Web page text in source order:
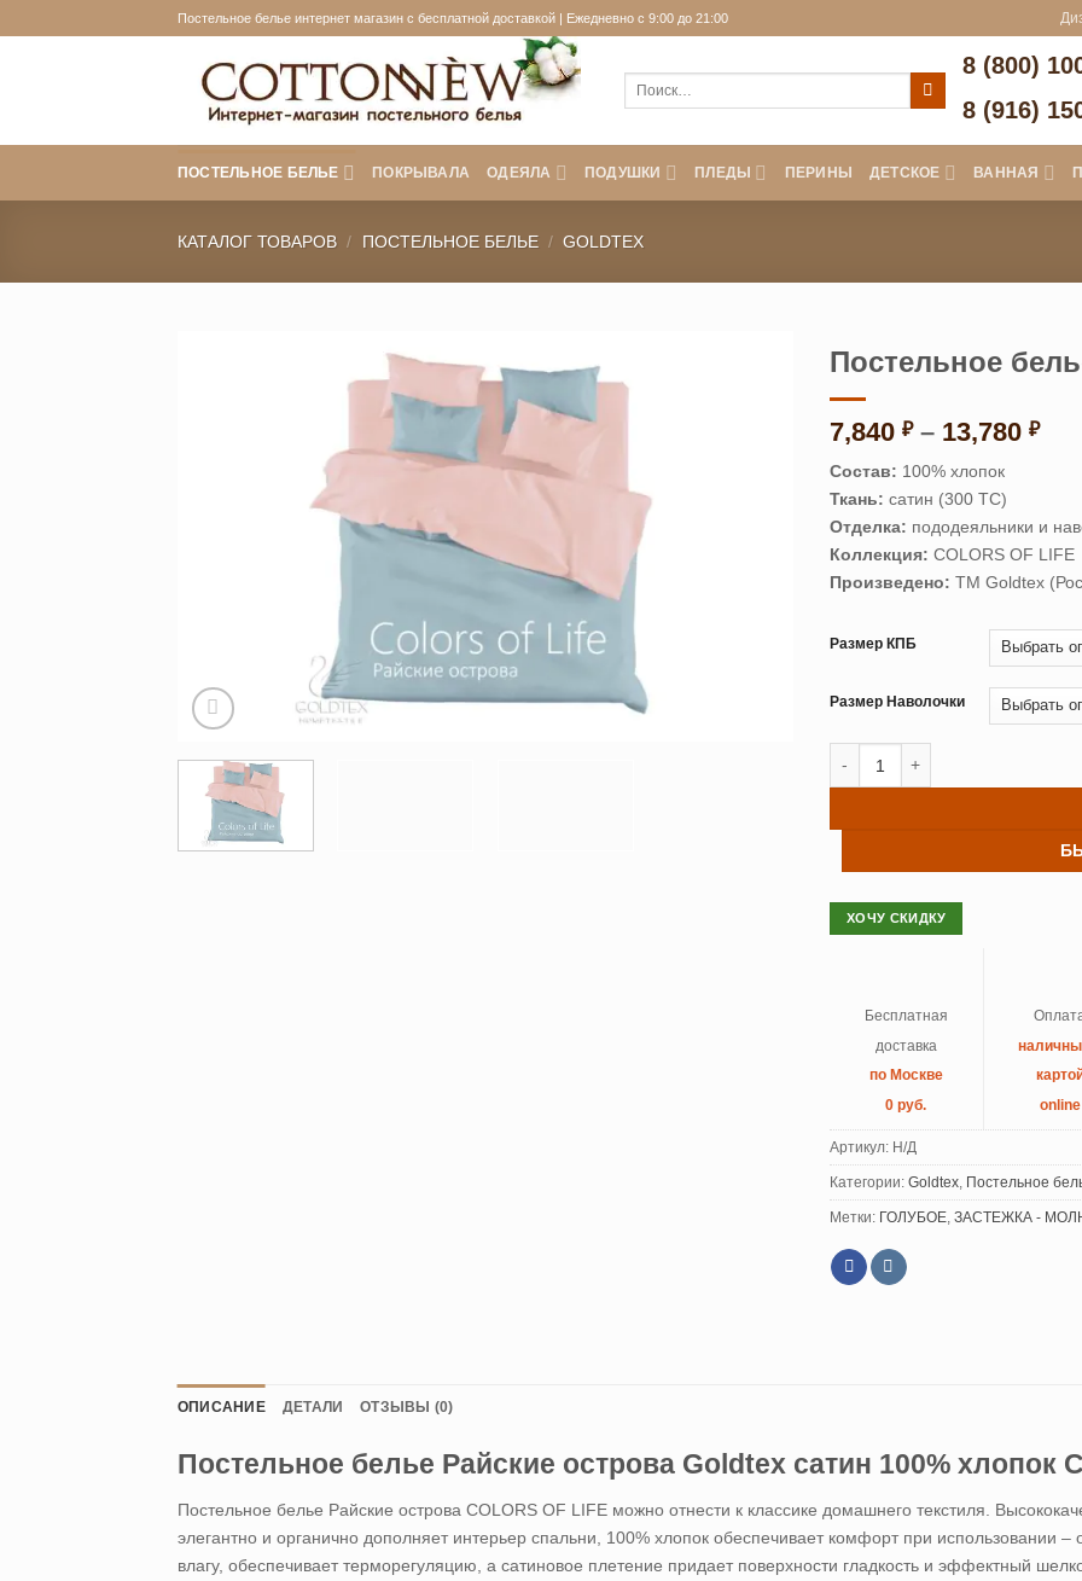
to
Постельное белье интернет магазин с бесплатной доставкой | Ежедневно с 9:00 до 21:00
8 (800)
8 (916)
ПОСТЕЛЬНОЕ БЕЛЬЕ ПОКРЫВАЛА ОДЕЯЛА ПОДУШКИ ПЛЕДЫ ПЕРИНЫ ДЕТСКОЕ ВАННАЯ
КАТАЛОГ ТОВАРОВ / ПОСТЕЛЬНОЕ БЕЛЬЕ / GOLDTEX
Постельное
7,840 ₽ – 13,780 ₽
Состав: 100% хлопок
Ткань: сатин (300 ТС)
Отделка: пододеяльники и
Коллекция: COLORS OF LIFE
Произведено: ТМ Goldtex
Размер КПБ
Размер Наволочки
ХОЧУ СКИДКУ
Бесплатная
доставка
по Москве
0 руб.
online
Артикул: Н/Д
Категории: Goldtex, Постельное
Метки: ГОЛУБОЕ, ЗАСТЕЖКА -
ОПИСАНИЕ ДЕТАЛИ ОТЗЫВЫ (0)
Постельное белье Райские острова Goldtex сатин 100% хлопок
Постельное белье Райские острова COLORS OF LIFE можно отнести к классике домашнего текстиля.
элегантно и органично дополняет интерьер спальни, 100% хлопок обеспечивает комфорт при использовании –
влагу, обеспечивает терморегуляцию, а сатиновое плетение придает поверхности гладкость и эффектный